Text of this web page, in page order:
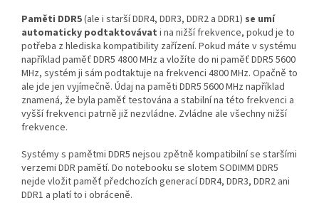
Paměti DDR5(ale i starší DDR4, DDR3, DDR2 a DDR1) se umí
automaticky podtaktovávat i na nižší frekvence, pokud je to
potřeba z hlediska kompatibility zařízení. Pokud máte v systému
například paměť DDR5 4800 MHz a vložíte do ni paměť DDR5 5600
MHz, systém ji sám podtaktuje na frekvenci 4800 MHz. Opačně to
ale jde jen vyjímečně. Údaj na paměti DDR5 5600 MHz například
znamená, že byla paměť testována a stabilní na této frekvenci a
vyšší frekvenci patrně již nezvládne. Zvládne ale všechny nižší
frekvence.
Systémy s pamětmi DDR5 nejsou zpětně kompatibilní se staršími
verzemi DDR pamětí. Do notebooku se slotem SODIMM DDR5
nejde vložit paměť předchozích generací DDR4, DDR3, DDR2 ani
DDR1 a platí to i obráceně.